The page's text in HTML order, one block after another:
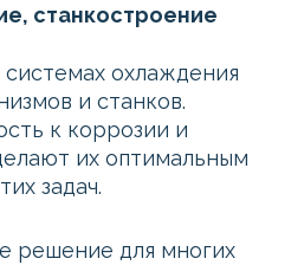
станкостроение
охлаждения
и станков.
к коррозии и
их оптимальным
задач.
решение для многих